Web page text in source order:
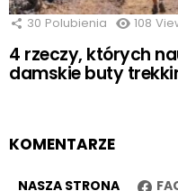
30 Polubienia 108
4 rzeczy, których
damskie buty
KOMENTARZE
NASZA STRONA